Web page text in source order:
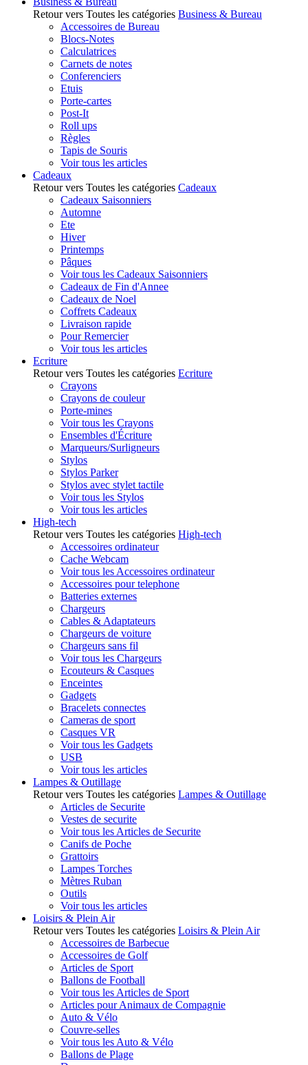
Retour vers Toutes les catégories Business & Bureau
Accessoires de Bureau
Blocs-Notes
Calculatrices
Carnets de notes
Conferenciers
Etuis
Porte-cartes
Post-It
Roll ups
Règles
Tapis de Souris
Voir tous les articles
Cadeaux
Retour vers Toutes les catégories Cadeaux
Cadeaux Saisonniers
Automne
Ete
Hiver
Printemps
Pâques
Voir tous les Cadeaux Saisonniers
Cadeaux de Fin d'Annee
Cadeaux de Noel
Coffrets Cadeaux
Livraison rapide
Pour Remercier
Voir tous les articles
Ecriture
Retour vers Toutes les catégories Ecriture
Crayons
Crayons de couleur
Porte-mines
Voir tous les Crayons
Ensembles d'Écriture
Marqueurs/Surligneurs
Stylos
Stylos Parker
Stylos avec stylet tactile
Voir tous les Stylos
Voir tous les articles
High-tech
Retour vers Toutes les catégories High-tech
Accessoires ordinateur
Cache Webcam
Voir tous les Accessoires ordinateur
Accessoires pour telephone
Batteries externes
Chargeurs
Cables & Adaptateurs
Chargeurs de voiture
Chargeurs sans fil
Voir tous les Chargeurs
Ecouteurs & Casques
Enceintes
Gadgets
Bracelets connectes
Cameras de sport
Casques VR
Voir tous les Gadgets
USB
Voir tous les articles
Lampes & Outillage
Retour vers Toutes les catégories Lampes & Outillage
Articles de Securite
Vestes de securite
Voir tous les Articles de Securite
Canifs de Poche
Grattoirs
Lampes Torches
Mètres Ruban
Outils
Voir tous les articles
Loisirs & Plein Air
Retour vers Toutes les catégories Loisirs & Plein Air
Accessoires de Barbecue
Accessoires de Golf
Articles de Sport
Ballons de Football
Voir tous les Articles de Sport
Articles pour Animaux de Compagnie
Auto & Vélo
Couvre-selles
Voir tous les Auto & Vélo
Ballons de Plage